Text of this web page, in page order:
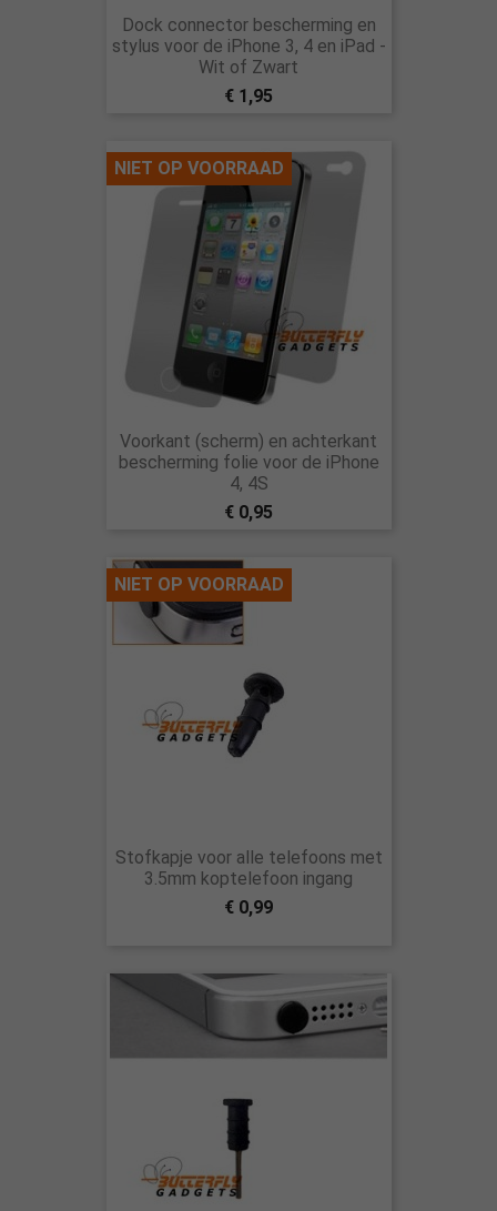
Dock connector bescherming en
stylus voor de iPhone 3, 4 en iPad -
Wit of Zwart
€ 1,95
Voorkant (scherm) en achterkant
bescherming folie voor de iPhone
4, 4S
€ 0,95
NIET OP VOORRAAD
Stofkapje voor alle telefoons met
3.5mm koptelefoon ingang
€ 0,99
NIET OP VOORRAAD